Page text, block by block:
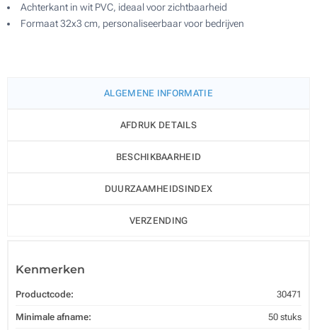
Achterkant in wit PVC, ideaal voor zichtbaarheid
Formaat 32x3 cm, personaliseerbaar voor bedrijven
ALGEMENE INFORMATIE
AFDRUK DETAILS
BESCHIKBAARHEID
DUURZAAMHEIDSINDEX
VERZENDING
Kenmerken
Productcode: 30471
Minimale afname: 50 stuks